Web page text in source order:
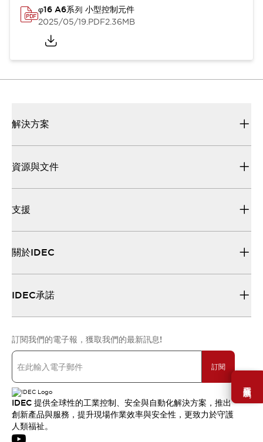
需要幫助嗎？
φ16 A6系列 小型控制元件
2025/05/19.PDF2.36MB
解決方案
資源與文件
支援
關於IDEC
IDEC承諾
訂閱我們的電子報，獲取我們的最新訊息!
訂閱
IDEC 提供全球性的工業控制、安全與自動化解決方案，推出
創新產品與服務，提升現場作業效率與安全性，更致力於守護
人類福祉。